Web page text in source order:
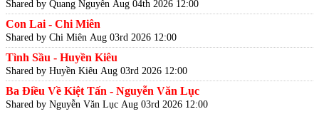
Shared by Quang Nguyễn Aug 04th 2026 12:00
Con Lai - Chi Miên
Shared by Chi Miên Aug 03rd 2026 12:00
Tình Sầu - Huyền Kiêu
Shared by Huyền Kiêu Aug 03rd 2026 12:00
Ba Điều Về Kiệt Tấn - Nguyễn Văn Lục
Shared by Nguyễn Văn Lục Aug 03rd 2026 12:00